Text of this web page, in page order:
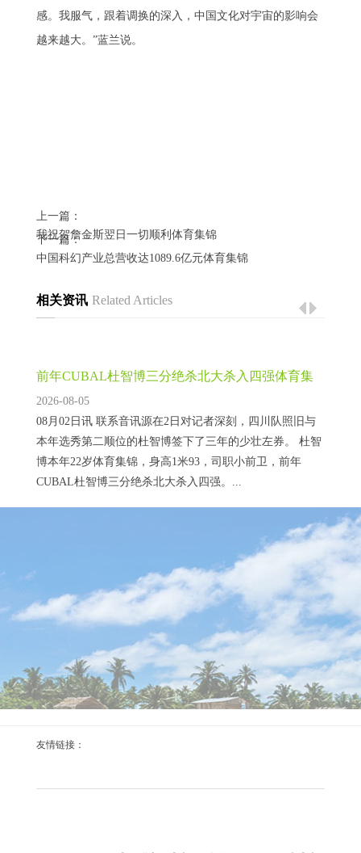
感。我服气，跟着调换的深入，中国文化对宇宙的影响会
越来越大。”蓝兰说。
上一篇：
我祝贺詹金斯翌日一切顺利体育集锦
下一篇：
中国科幻产业总营收达1089.6亿元体育集锦
相关资讯 Related Articles
前年CUBAL杜智博三分绝杀北大杀入四强体育集
锦
2026-08-05
08月02日讯 联系音讯源在2日对记者深刻，四川队照旧与
本年选秀第二顺位的杜智博签下了三年的少壮左券。 杜智
博本年22岁体育集锦，身高1米93，司职小前卫，前年
CUBAL杜智博三分绝杀北大杀入四强。...
“这位中国男篮国手25-26赛季将在球队服从体育集
8月2日讯 中国男篮队员余嘉豪下赛季将赶赴西班牙联赛发
展，和西甲毕尔巴鄂篮球俱乐部签约3年，其中第一个赛
季，他将被租出到西乙Alega Cantabria打球。 Alega
Cantabria在官推上宽饶了余嘉豪的加盟，写谈：“余嘉豪加
入Alega Cantabria团队。 “这位中国男篮国手25-26赛季将在
球队服从。 “嘉豪体育集锦，宽饶你。”...
友情链接：